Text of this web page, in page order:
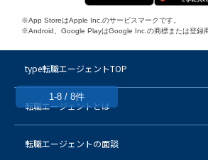
1-8 / 8件
※App StoreはApple Inc.のサービスマークです。
※Android、Google PlayはGoogle Inc.の商標または登録
type転職エージェントTOP
転職エージェントとは
転職エージェントの面談